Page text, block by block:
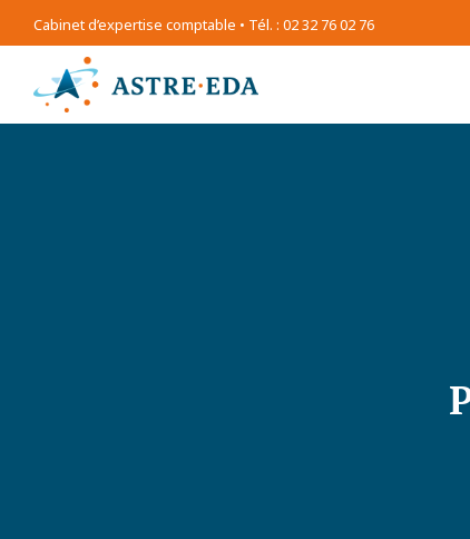
Cabinet d’expertise comptable • Tél. : 02 32 76 02 76